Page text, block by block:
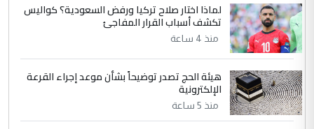
5 عبد الأمير جاسم هليل
التعليق : نحن اباء الطلاب الأوائل على العراق
نتشرف بلقاء السيد احمد الصافي في العتبات
الموضوع :
مكتب السيد احمد الصافي : لا يوجود
لدينا اي حساب على الفيس بوك وتويتر
لماذا اختار صلاح تركيا ورفض السعودية؟ كواليس
تكشف أسباب القرار المفاجئ
منذ 4 ساعة
هيئة الحج تصدر توضيحاً بشأن موعد إجراء القرعة
الإلكترونية
منذ 5 ساعة